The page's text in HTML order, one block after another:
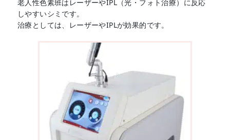
老人性色素班はレーザーやIPL（光・フォト治療）に反応
しやすいシミです。
治療としては、レーザーやIPLが効果的です。